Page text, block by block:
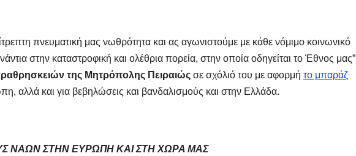
πνευματική μας νωθρότητα και ας αγωνιστούμε με κάθε νόμιμο κοινωνικό
στην καταστροφική και ολέθρια πορεία, στην οποία οδηγείται το Έθνος μας”
της Μητρόπολης Πειραιώς σε σχόλιό του με αφορμή το μπαράζ
αλλά και για βεβηλώσεις και βανδαλισμούς και στην Ελλάδα.
ΝΑΩΝ ΣΤΗΝ ΕΥΡΩΠΗ ΚΑΙ ΣΤΗ ΧΩΡΑ ΜΑΣ